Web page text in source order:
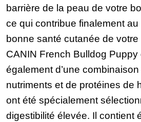
barrière de la peau de votre
ce qui contribue finalement au
bonne santé cutanée de
CANIN French Bulldog Puppy
également d’une
nutriments et de protéines de
ont été spécialement
digestibilité élevée. Il contient